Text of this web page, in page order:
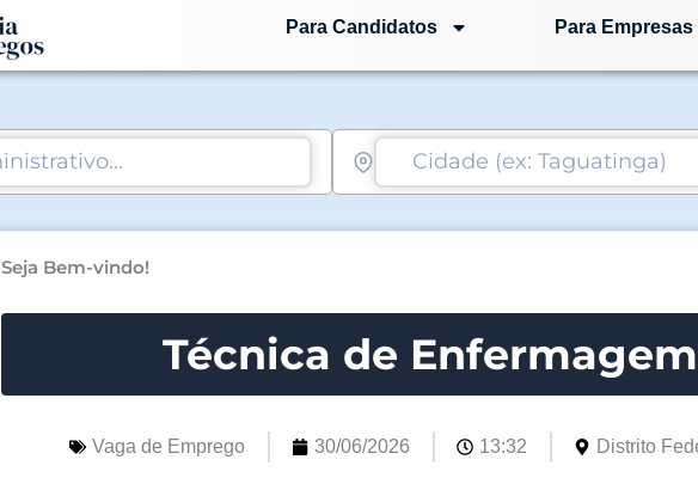
Para Candidatos Para Empresas
Seja Bem-vindo!
Técnica de Enfermagem
Vaga de Emprego 30/06/2026 13:32 Distrito